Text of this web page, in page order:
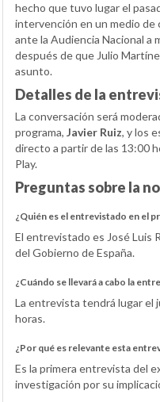
hecho que tuvo lugar el
intervención en un medio de
ante la Audiencia Nacional a
después de que Julio
asunto.
Detalles de la
La conversación será
programa, Javier Ruiz, y los
directo a partir de las 13:00
Play.
Preguntas sobre la
¿Quién es el entrevistado en el
El entrevistado es José Luis
del Gobierno de España.
¿Cuándo se llevará a cabo la
La entrevista tendrá lugar el
horas.
¿Por qué es relevante esta
Es la primera entrevista del
investigación por su